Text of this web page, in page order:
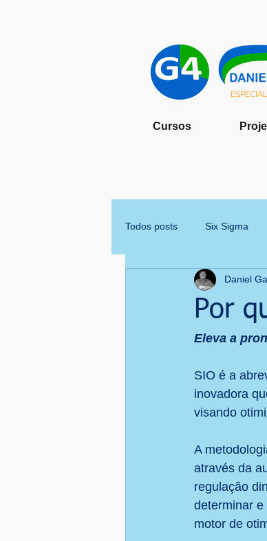
Cursos
Todos posts Six Sigma
Cronoanalise
Qualidade em Serviços
Softwares S&OP
Por
Daniel
Eleva a
SIO é a
inovadora
visando
A
através da
regulação
determinar
motor de